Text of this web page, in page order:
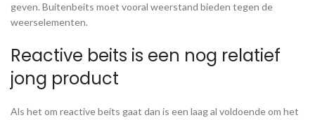
geven. Buitenbeits moet vooral weerstand bieden tegen de
weerselementen.
Reactive beits is een nog relatief
jong product
Als het om reactive beits gaat dan is een laag al voldoende om het